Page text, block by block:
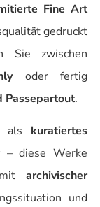
Fine Art
gedruckt
Sie zwischen
oder fertig
Passepartout.
als kuratiertes
– diese Werke
archivischer
und